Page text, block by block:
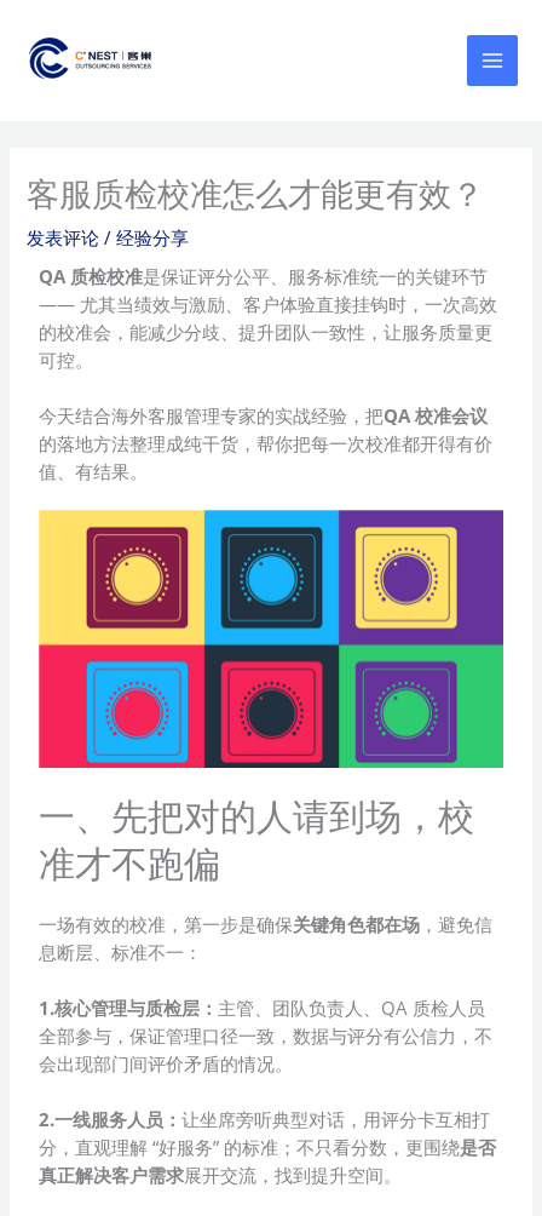
客服质检校准怎么才能更有效？
发表评论 /经验分享
QA 质检校准是保证评分公平、服务标准统一的关键环节
—— 尤其当绩效与激励、客户体验直接挂钩时，一次高效
的校准会，能减少分歧、提升团队一致性，让服务质量更
可控。
今天结合海外客服管理专家的实战经验，把QA 校准会议
的落地方法整理成纯干货，帮你把每一次校准都开得有价
值、有结果。
一、先把对的人请到场，校
准才不跑偏
一场有效的校准，第一步是确保关键角色都在场 ，避免信
息断层、标准不一：
1.核心管理与质检层： 主管、团队负责人、QA 质检人员
全部参与，保证管理口径一致，数据与评分有公信力，不
会出现部门间评价矛盾的情况。
2.一线服务人员：让坐席旁听典型对话，用评分卡互相打
分，直观理解 “好服务” 的标准；不只看分数，更围绕是否
真正解决客户需求展开交流，找到提升空间。